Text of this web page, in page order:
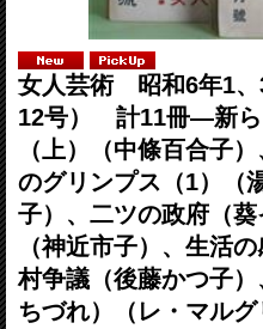
女人芸術 昭和6年1、
12号） 計11冊―新ら
（上）（中條百合子
のグリンプス（1）（
子）、二ツの政府（
（神近市子）、生活
村争議（後藤かつ子
ちづれ）（レ・マル